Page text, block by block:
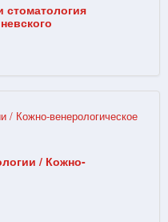
стоматология
/ Кожно-